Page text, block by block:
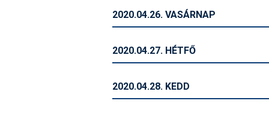
2020.04.26. VASÁRNAP
2020.04.27. HÉTFŐ
2020.04.28. KEDD